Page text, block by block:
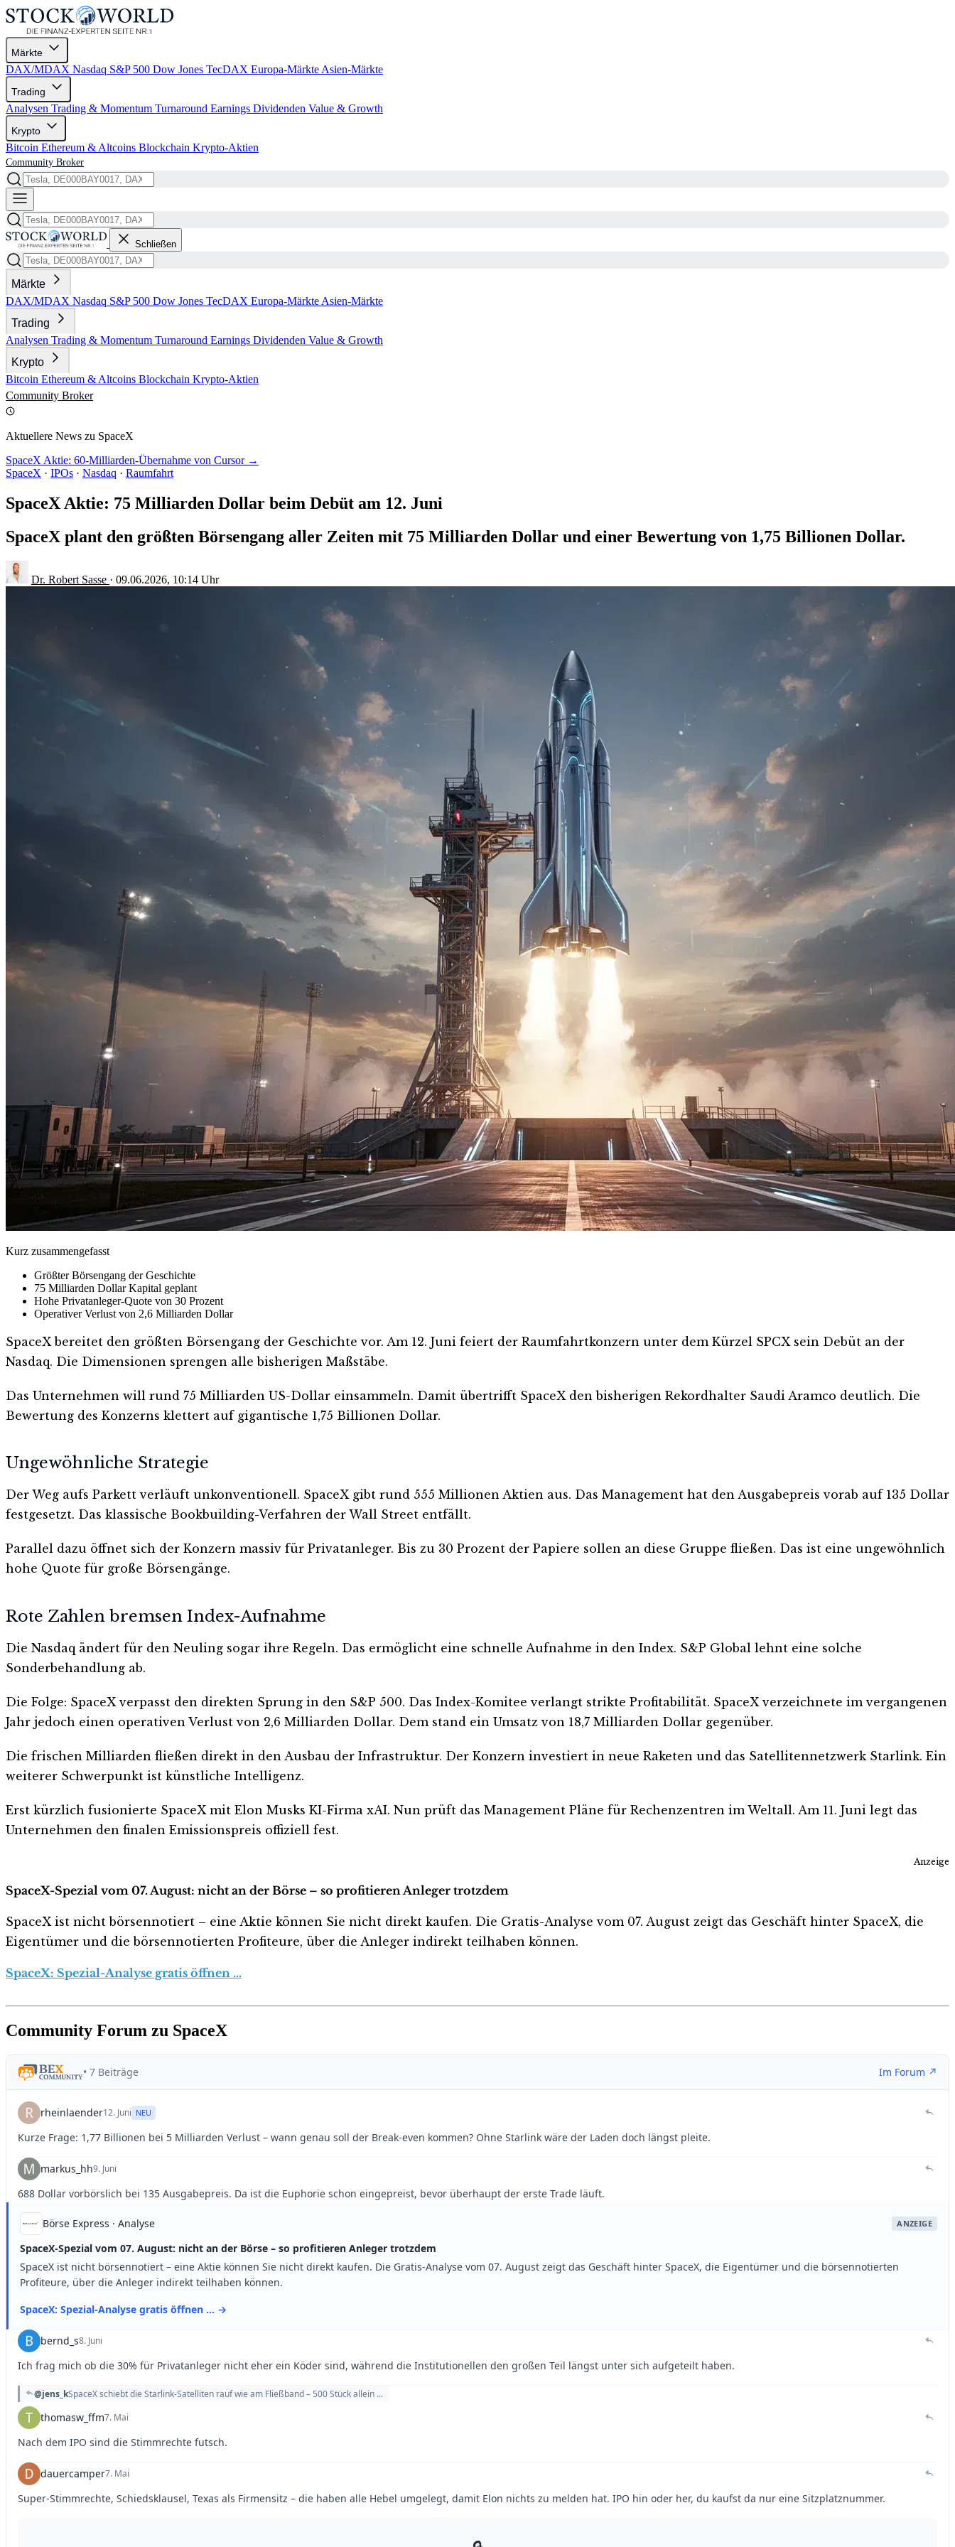
Märkte
DAX/MDAX Nasdaq S&P 500 Dow Jones TecDAX Europa-Märkte Asien-Märkte
Trading
Analysen Trading & Momentum Turnaround Earnings Dividenden Value & Growth
Krypto
Bitcoin Ethereum & Altcoins Blockchain Krypto-Aktien
Community Broker
Schließen
Märkte
DAX/MDAX Nasdaq S&P 500 Dow Jones TecDAX Europa-Märkte Asien-Märkte
Trading
Analysen Trading & Momentum Turnaround Earnings Dividenden Value & Growth
Krypto
Bitcoin Ethereum & Altcoins Blockchain Krypto-Aktien
Community Broker
Aktuellere News zu SpaceX
SpaceX Aktie: 60-Milliarden-Übernahme von Cursor →
SpaceX · IPOs · Nasdaq · Raumfahrt
SpaceX Aktie: 75 Milliarden Dollar beim Debüt am 12. Juni
SpaceX plant den größten Börsengang aller Zeiten mit 75 Milliarden Dollar und einer Bewertung von 1,75 Billionen Dollar.
Dr. Robert Sasse · 09.06.2026, 10:14 Uhr
Kurz zusammengefasst
Größter Börsengang der Geschichte
75 Milliarden Dollar Kapital geplant
Hohe Privatanleger-Quote von 30 Prozent
Operativer Verlust von 2,6 Milliarden Dollar
SpaceX bereitet den größten Börsengang der Geschichte vor. Am 12. Juni feiert der Raumfahrtkonzern unter dem Kürzel SPCX sein Debüt an der
Nasdaq. Die Dimensionen sprengen alle bisherigen Maßstäbe.
Das Unternehmen will rund 75 Milliarden US-Dollar einsammeln. Damit übertrifft SpaceX den bisherigen Rekordhalter Saudi Aramco deutlich. Die
Bewertung des Konzerns klettert auf gigantische 1,75 Billionen Dollar.
Ungewöhnliche Strategie
Der Weg aufs Parkett verläuft unkonventionell. SpaceX gibt rund 555 Millionen Aktien aus. Das Management hat den Ausgabepreis vorab auf 135 Dollar
festgesetzt. Das klassische Bookbuilding-Verfahren der Wall Street entfällt.
Parallel dazu öffnet sich der Konzern massiv für Privatanleger. Bis zu 30 Prozent der Papiere sollen an diese Gruppe fließen. Das ist eine ungewöhnlich
hohe Quote für große Börsengänge.
Rote Zahlen bremsen Index-Aufnahme
Die Nasdaq ändert für den Neuling sogar ihre Regeln. Das ermöglicht eine schnelle Aufnahme in den Index. S&P Global lehnt eine solche
Sonderbehandlung ab.
Die Folge: SpaceX verpasst den direkten Sprung in den S&P 500. Das Index-Komitee verlangt strikte Profitabilität. SpaceX verzeichnete im vergangenen
Jahr jedoch einen operativen Verlust von 2,6 Milliarden Dollar. Dem stand ein Umsatz von 18,7 Milliarden Dollar gegenüber.
Die frischen Milliarden fließen direkt in den Ausbau der Infrastruktur. Der Konzern investiert in neue Raketen und das Satellitennetzwerk Starlink. Ein
weiterer Schwerpunkt ist künstliche Intelligenz.
Erst kürzlich fusionierte SpaceX mit Elon Musks KI-Firma xAI. Nun prüft das Management Pläne für Rechenzentren im Weltall. Am 11. Juni legt das
Unternehmen den finalen Emissionspreis offiziell fest.
Anzeige
SpaceX-Spezial vom 07. August: nicht an der Börse – so profitieren Anleger trotzdem
SpaceX ist nicht börsennotiert – eine Aktie können Sie nicht direkt kaufen. Die Gratis-Analyse vom 07. August zeigt das Geschäft hinter SpaceX, die
Eigentümer und die börsennotierten Profiteure, über die Anleger indirekt teilhaben können.
SpaceX: Spezial-Analyse gratis öffnen …
Community Forum zu SpaceX